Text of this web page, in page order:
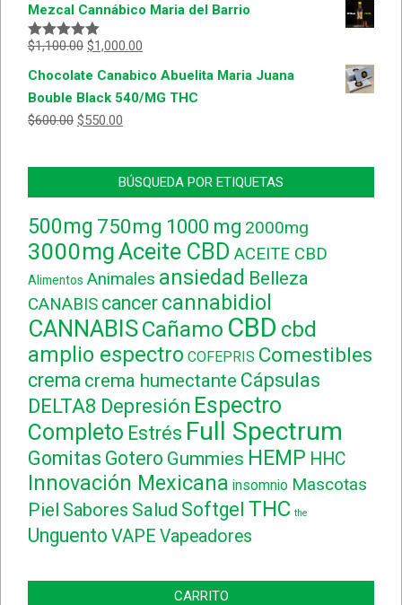
Mezcal Cannábico Maria del Barrio
Valorado
5
$1,100.00 $1,000.00
Chocolate Canabico Abuelita Maria Juana
Bouble Black 540/MG THC
$600.00 $550.00
BÚSQUEDA POR ETIQUETAS
500mg 750mg 1000 mg 2000mg
3000mgAceite CBD ACEITE CBD
Alimentos Animales ansiedad Belleza
CANABIS cancer cannabidiol
CANNABISCañamo CBD cbd
amplio espectro COFEPRIS Comestibles
crema crema humectante Cápsulas
DELTA8 Depresión Espectro
Completo Estrés Full Spectrum
Gomitas Gotero Gummies HEMP HHC
Innovación Mexicana insomnio Mascotas
Piel Sabores Salud Softgel THC the
Unguento VAPE Vapeadores
CARRITO